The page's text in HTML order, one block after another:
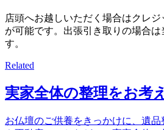
店頭へお越しいただく場合はクレ
が可能です。出張引き取りの場合は
す。
Related
実家全体の整理をお考
お仏壇のご供養をきっかけに、遺